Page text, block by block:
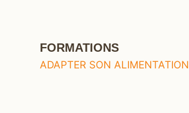
FORMATIONS
ADAPTER SON ALIMENTATION